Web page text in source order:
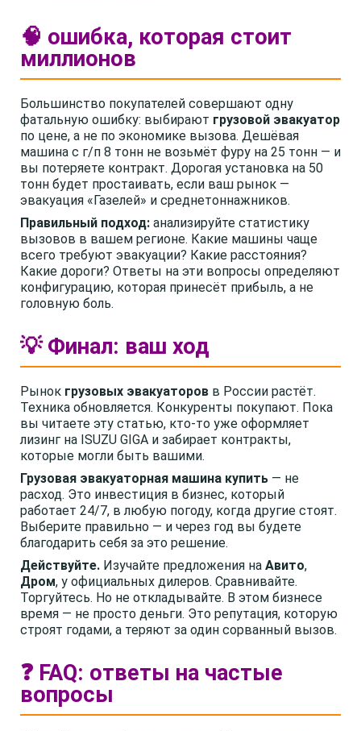
🧠 ошибка, которая стоит
миллионов
Большинство покупателей совершают одну
фатальную ошибку: выбирают грузовой эвакуатор
по цене, а не по экономике вызова. Дешёвая
машина с г/п 8 тонн не возьмёт фуру на 25 тонн — и
вы потеряете контракт. Дорогая установка на 50
тонн будет простаивать, если ваш рынок —
эвакуация «Газелей» и среднетоннажников.
Правильный подход: анализируйте статистику
вызовов в вашем регионе. Какие машины чаще
всего требуют эвакуации? Какие расстояния?
Какие дороги? Ответы на эти вопросы определяют
конфигурацию, которая принесёт прибыль, а не
головную боль.
💡 Финал: ваш ход
Рынок грузовых эвакуаторов в России растёт.
Техника обновляется. Конкуренты покупают. Пока
вы читаете эту статью, кто-то уже оформляет
лизинг на ISUZU GIGA и забирает контракты,
которые могли быть вашими.
Грузовая эвакуаторная машина купить — не
расход. Это инвестиция в бизнес, который
работает 24/7, в любую погоду, когда другие стоят.
Выберите правильно — и через год вы будете
благодарить себя за это решение.
Действуйте. Изучайте предложения на Авито,
Дром, у официальных дилеров. Сравнивайте.
Торгуйтесь. Но не откладывайте. В этом бизнесе
время — не просто деньги. Это репутация, которую
строят годами, а теряют за один сорванный вызов.
❓ FAQ: ответы на частые
вопросы